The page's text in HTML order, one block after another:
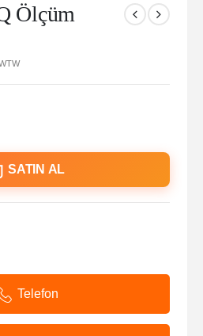
Ölçüm
SATIN AL
Telefon